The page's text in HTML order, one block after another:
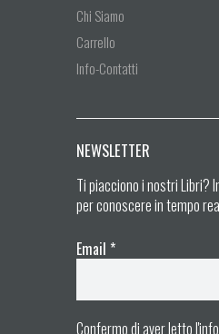
Chi Siamo
Carrello
Info-Contatti
NEWSLETTER
Ti piacciono i nostri Libri?
per conoscere in tempo
Email *
Confermo di aver letto